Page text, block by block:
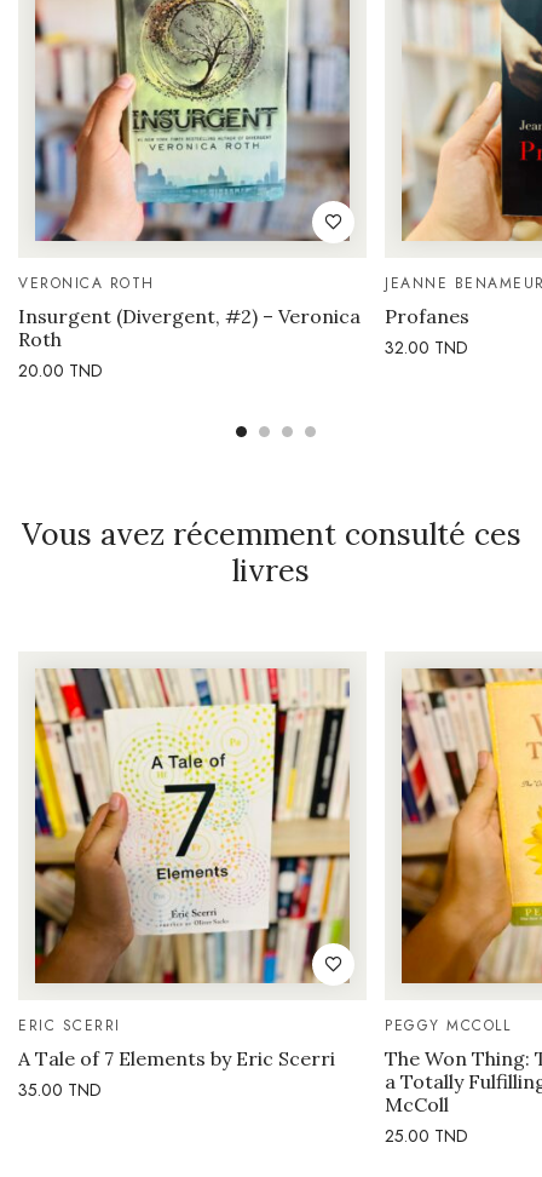
VERONICA ROTH
Insurgent (Divergent, #2) – Veronica
Roth
20.00 TND
JEANNE
Profanes
32.00 TND
Vous avez récemment consulté ces
livres
ERIC SCERRI
A Tale of 7 Elements by Eric Scerri
35.00 TND
PEGGY MCCOLL
The Won Thing:
a Totally
McColl
25.00 TND